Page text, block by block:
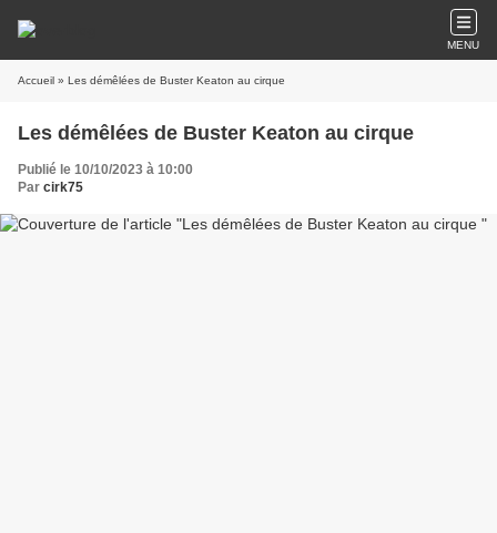
MENU
Accueil » Les démêlées de Buster Keaton au cirque
Les démêlées de Buster Keaton au cirque
Publié le 10/10/2023 à 10:00
Par cirk75